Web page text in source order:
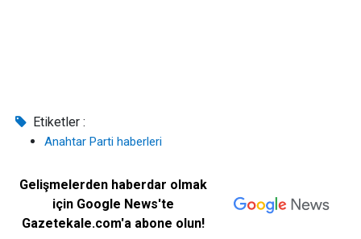
Etiketler :
Anahtar Parti haberleri
Gelişmelerden haberdar olmak
için Google News'te
Gazetekale.com'a abone olun!